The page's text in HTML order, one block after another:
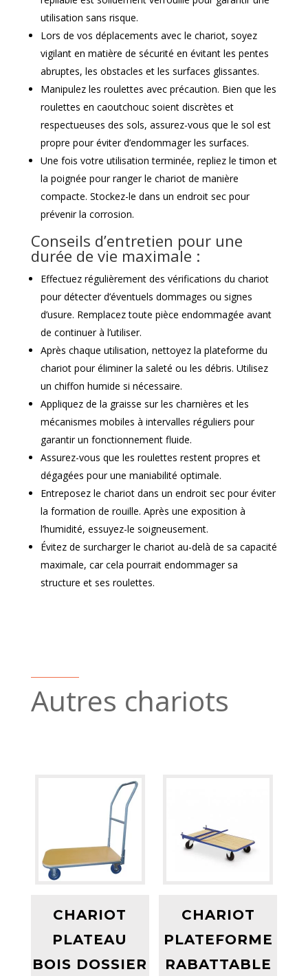
utilisation sans risque.
Lors de vos déplacements avec le chariot, soyez
vigilant en matière de sécurité en évitant les pentes
abruptes, les obstacles et les surfaces glissantes.
Manipulez les roulettes avec précaution. Bien que les
roulettes en caoutchouc soient discrètes et
respectueuses des sols, assurez-vous que le sol est
propre pour éviter d’endommager les surfaces.
Une fois votre utilisation terminée, repliez le timon et
la poignée pour ranger le chariot de manière
compacte. Stockez-le dans un endroit sec pour
prévenir la corrosion.
Conseils d’entretien pour une
durée de vie maximale :
Effectuez régulièrement des vérifications du chariot
pour détecter d’éventuels dommages ou signes
d’usure. Remplacez toute pièce endommagée avant
de continuer à l’utiliser.
Après chaque utilisation, nettoyez la plateforme du
chariot pour éliminer la saleté ou les débris. Utilisez
un chiffon humide si nécessaire.
Appliquez de la graisse sur les charnières et les
mécanismes mobiles à intervalles réguliers pour
garantir un fonctionnement fluide.
Assurez-vous que les roulettes restent propres et
dégagées pour une maniabilité optimale.
Entreposez le chariot dans un endroit sec pour éviter
la formation de rouille. Après une exposition à
l’humidité, essuyez-le soigneusement.
Évitez de surcharger le chariot au-delà de sa capacité
maximale, car cela pourrait endommager sa
structure et ses roulettes.
Autres chariots
CHARIOT
PLATEAU
BOIS DOSSIER
CHARIOT
PLATEFORME
RABATTABLE